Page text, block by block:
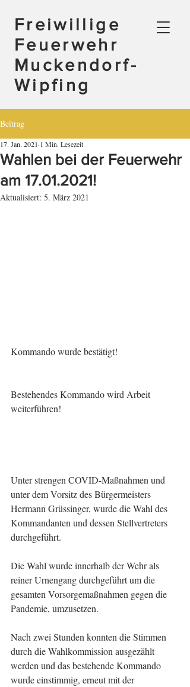
Freiwillige
Feuerwehr
Muckendorf-
Wipfing
Beitrag
Wahlen bei der Feuerwehr
am 17.01.2021!
17. Jan. 2021 1 Min. Lesezeit
Aktualisiert: 5. März 2021
Kommando wurde bestätigt!
Bestehendes Kommando wird Arbeit
weiterführen!
Unter strengen COVID-Maßnahmen und
unter dem Vorsitz des Bürgermeisters
Hermann Grüssinger, wurde die Wahl des
Kommandanten und dessen Stellvertreters
durchgeführt.
Die Wahl wurde innerhalb der Wehr als
reiner Urnengang durchgeführt um die
gesamten Vorsorgemaßnahmen gegen die
Pandemie, umzusetzen.
Nach zwei Stunden konnten die Stimmen
durch die Wahlkommission ausgezählt
werden und das bestehende Kommando
wurde einstimmig, erneut mit der